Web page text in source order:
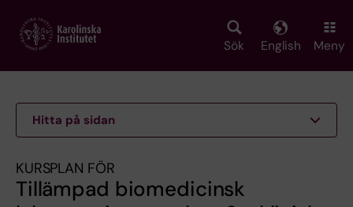
main
Sök English Meny
Hitta på sidan
KURSPLAN FÖR
Tillämpad biomedicinsk